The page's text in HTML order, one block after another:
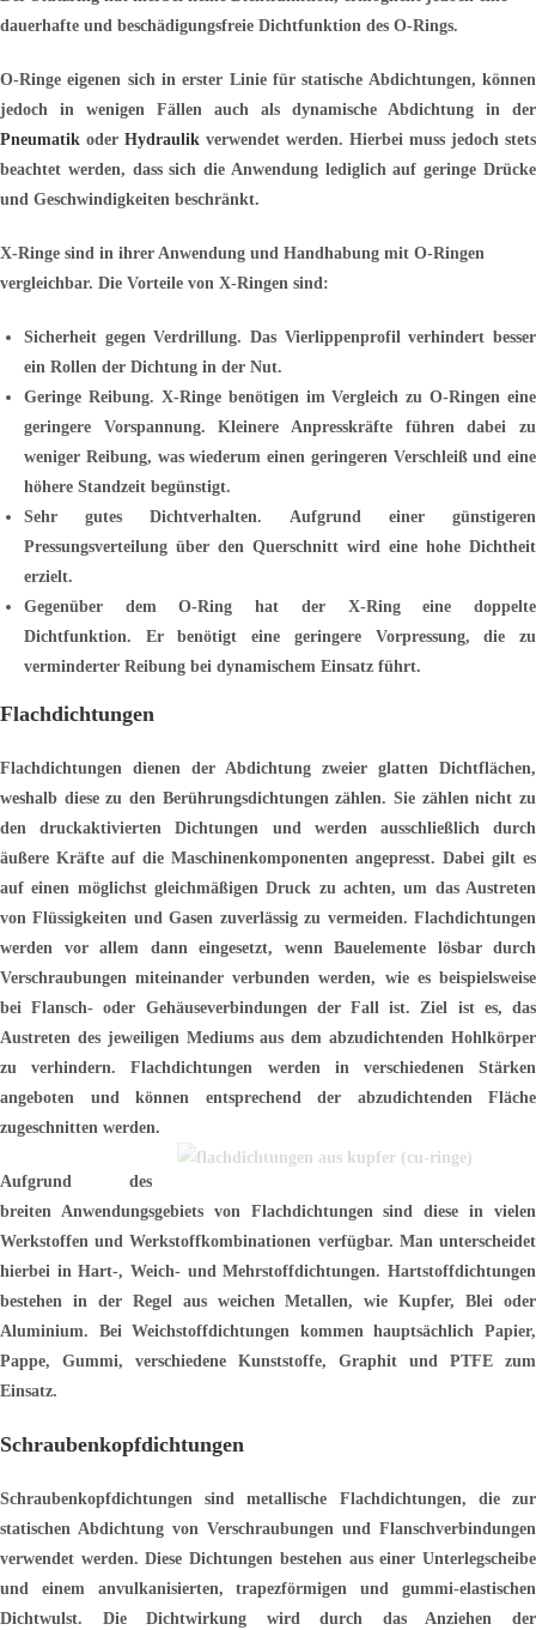
dauerhafte und beschädigungsfreie Dichtfunktion des O-Rings.
O-Ringe eigenen sich in erster Linie für statische Abdichtungen, können
jedoch in wenigen Fällen auch als dynamische Abdichtung in der
Pneumatik oder Hydraulik verwendet werden. Hierbei muss jedoch stets
beachtet werden, dass sich die Anwendung lediglich auf geringe Drücke
und Geschwindigkeiten beschränkt.
X-Ringe sind in ihrer Anwendung und Handhabung mit O-Ringen
vergleichbar. Die Vorteile von X-Ringen sind:
Sicherheit gegen Verdrillung. Das Vierlippenprofil verhindert besser
ein Rollen der Dichtung in der Nut.
Geringe Reibung. X-Ringe benötigen im Vergleich zu O-Ringen eine
geringere Vorspannung. Kleinere Anpresskräfte führen dabei zu
weniger Reibung, was wiederum einen geringeren Verschleiß und eine
höhere Standzeit begünstigt.
Sehr gutes Dichtverhalten. Aufgrund einer günstigeren
Pressungsverteilung über den Querschnitt wird eine hohe Dichtheit
erzielt.
Gegenüber dem O-Ring hat der X-Ring eine doppelte
Dichtfunktion. Er benötigt eine geringere Vorpressung, die zu
verminderter Reibung bei dynamischem Einsatz führt.
Flachdichtungen
Flachdichtungen dienen der Abdichtung zweier glatten Dichtflächen,
weshalb diese zu den Berührungsdichtungen zählen. Sie zählen nicht zu
den druckaktivierten Dichtungen und werden ausschließlich durch
äußere Kräfte auf die Maschinenkomponenten angepresst. Dabei gilt es
auf einen möglichst gleichmäßigen Druck zu achten, um das Austreten
von Flüssigkeiten und Gasen zuverlässig zu vermeiden. Flachdichtungen
werden vor allem dann eingesetzt, wenn Bauelemente lösbar durch
Verschraubungen miteinander verbunden werden, wie es beispielsweise
bei Flansch- oder Gehäuseverbindungen der Fall ist. Ziel ist es, das
Austreten des jeweiligen Mediums aus dem abzudichtenden Hohlkörper
zu verhindern. Flachdichtungen werden in verschiedenen Stärken
angeboten und können entsprechend der abzudichtenden Fläche
zugeschnitten werden.
Aufgrund des
breiten Anwendungsgebiets von Flachdichtungen sind diese in vielen
Werkstoffen und Werkstoffkombinationen verfügbar. Man unterscheidet
hierbei in Hart-, Weich- und Mehrstoffdichtungen. Hartstoffdichtungen
bestehen in der Regel aus weichen Metallen, wie Kupfer, Blei oder
Aluminium. Bei Weichstoffdichtungen kommen hauptsächlich Papier,
Pappe, Gummi, verschiedene Kunststoffe, Graphit und PTFE zum
Einsatz.
Schraubenkopfdichtungen
Schraubenkopfdichtungen sind metallische Flachdichtungen, die zur
statischen Abdichtung von Verschraubungen und Flanschverbindungen
verwendet werden. Diese Dichtungen bestehen aus einer Unterlegscheibe
und einem anvulkanisierten, trapezförmigen und gummi-elastischen
Dichtwulst. Die Dichtwirkung wird durch das Anziehen der